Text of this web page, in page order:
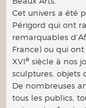
Cet univers a été
Périgord qui ont
remarquables
France) ou qui
XVIe siècle à nos
sculptures, objets
De nombreuses
tous les publics,